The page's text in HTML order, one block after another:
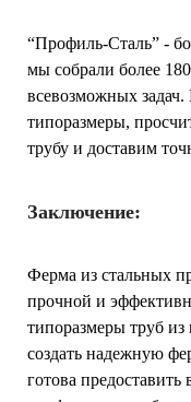
“Профиль-Сталь” -
мы собрали более
всевозможных
типоразмеры,
трубу и доставим
Заключение:
Ферма из стальных
прочной и
типоразмеры труб
создать надежную
готова